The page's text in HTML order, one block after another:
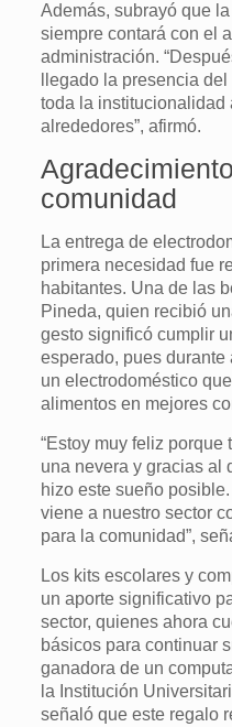
Además, subrayó que
siempre contará con el
administración.
llegado la presencia
toda la institucionalidad
alrededores”, afirmó.
comunidad
La entrega de
primera necesidad fue
habitantes. Una de las
Pineda, quien recibió
gesto significó cumplir
esperado, pues
un electrodoméstico
alimentos en mejores
“Estoy muy feliz
una nevera y gracias al
hizo este sueño
viene a nuestro sector
para la comunidad”,
Los kits escolares y
un aporte significativo
sector, quienes ahora
básicos para continuar
ganadora de un
la Institución
señaló que este regalo